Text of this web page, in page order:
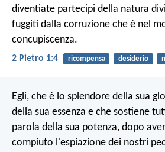
diventiate partecipi della natura
fuggiti dalla corruzione che è nel
concupiscenza.
2 Pietro 1:4 ricompensa desiderio
Egli, che è lo splendore della sua
della sua essenza e che sostiene
parola della sua potenza, dopo
compiuto l'espiazione dei nostri